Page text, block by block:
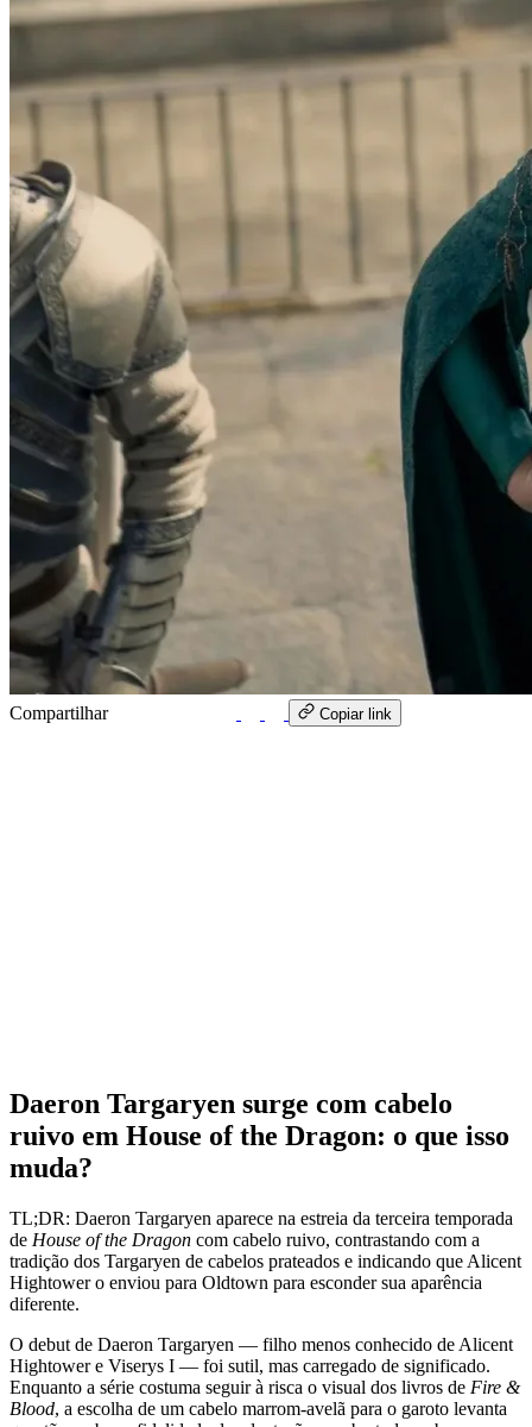
Compartilhar Copiar link
Daeron Targaryen surge com cabelo
ruivo em House of the Dragon: o que isso
muda?
TL;DR: Daeron Targaryen aparece na estreia da terceira temporada
de House of the Dragon com cabelo ruivo, contrastando com a
tradição dos Targaryen de cabelos prateados e indicando que Alicent
Hightower o enviou para Oldtown para esconder sua aparência
diferente.
O debut de Daeron Targaryen — filho menos conhecido de Alicent
Hightower e Viserys I — foi sutil, mas carregado de significado.
Enquanto a série costuma seguir à risca o visual dos livros de Fire &
Blood, a escolha de um cabelo marrom-avelã para o garoto levanta